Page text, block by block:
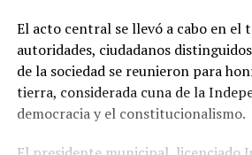
El acto central se llevó a cabo en el
autoridades, ciudadanos
de la sociedad se reunieron para
tierra, considerada cuna de la
democracia y el constitucionalismo.